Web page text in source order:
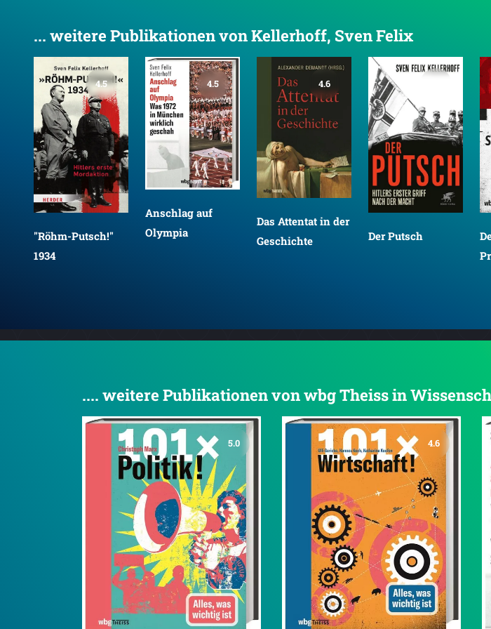
... weitere Publikationen von Kellerhoff, Sven Felix
4.5
"Röhm-Putsch!"
1934
4.5
Anschlag auf
Olympia
4.6
Das Attentat in der
Geschichte
Der Putsch
.... weitere Publikationen von wbg Theiss in
5.0 4.6